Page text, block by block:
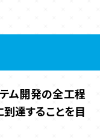
ム開発の全工程
達することを目